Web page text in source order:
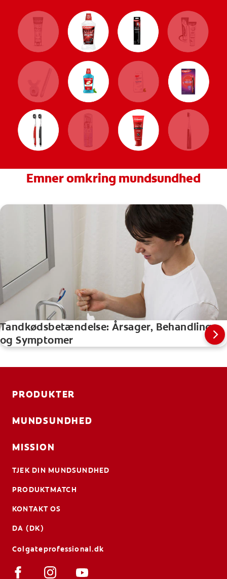
Emner omkring mundsundhed
Tandkødsbetændelse: Årsager, Behandling,
og Symptomer
PRODUKTER
MUNDSUNDHED
MISSION
TJEK DIN MUNDSUNDHED
PRODUKTMATCH
KONTAKT OS
DA (DK)
Colgateprofessional.dk